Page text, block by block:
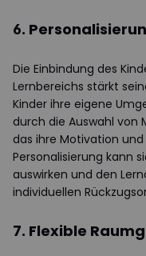
6.
Die Einbindung des
Lernbereichs stärkt
Kinder ihre eigene
durch die Auswahl von
das ihre Motivation
Personalisierung kann
auswirken und den
individuellen
7. Flexible